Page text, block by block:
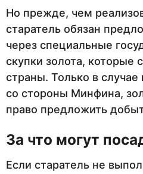
Но прежде, чем
старатель обязан
через специальные
скупки золота, которые
страны. Только в случае
со стороны Минфина,
право предложить
За что могут
Если старатель не